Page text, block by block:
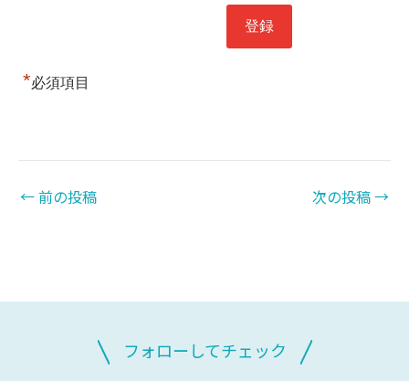
*必須項目
←前の投稿 次の投稿→
フォローしてチェック